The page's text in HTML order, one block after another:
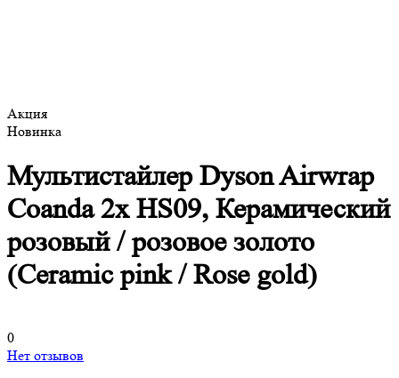
Акция
Новинка
Мультистайлер Dyson Airwrap
Coanda 2x HS09, Керамический
розовый / розовое золото
(Ceramic pink / Rose gold)
0
Нет отзывов